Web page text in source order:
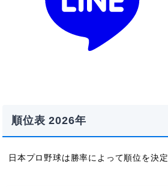
順位表 2026年
日本プロ野球は勝率によって順位を決定